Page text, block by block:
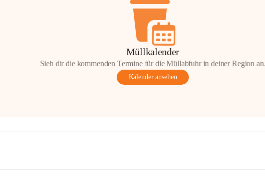
Müllkalender
Sieh dir die kommenden Termine für die Müllabfuhr in deiner Region
Kalender ansehen